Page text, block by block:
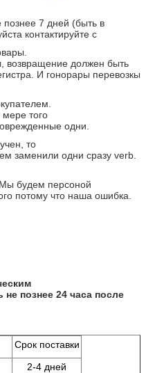
познее 7 дней (быть в
контактируйте с
возвращение должен быть
И гонорары перевозкы
того
одни.
то
заменили одни сразу verb.
будем персоной
потому что наша ошибка.
познее 24 часа после
Срок поставки
2-4 дней